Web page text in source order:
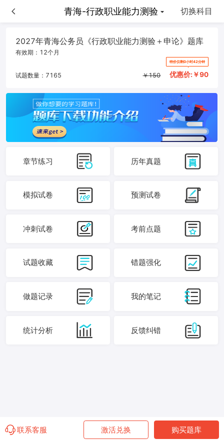
青海-行政职业能力测验 切换科目
青海-申论
2027年青海公务员《行政职业能力测验＋申论》题库
有效期： 12个月
试题数量： 7165 ￥150
特价仅剩0小时42分钟
优惠价:￥90
章节练习 历年真题
模拟试卷 预测试卷
冲刺试卷 考前点题
试题收藏 错题强化
做题记录 我的笔记
统计分析 反馈纠错
联系客服 激活兑换 购买题库